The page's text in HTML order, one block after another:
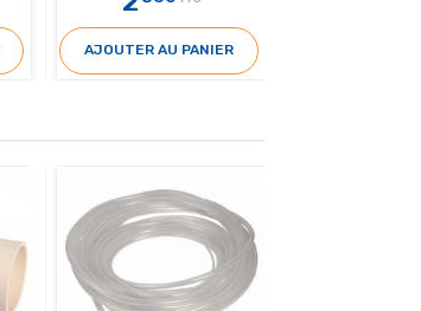
AJOUTER AU PANIER